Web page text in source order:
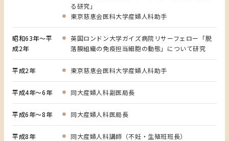
る研究」
東京慈恵会医科大学産婦人科助手
昭和63年～平
成2年
英国ロンドン大学ガイズ病院リサーフェロー「脱
落膜組織の免疫担当細胞の動態」について研究
平成2年 東京慈恵会医科大学産婦人科助手
平成4年～6年 同大産婦人科副医局長
平成6年～8年 同大産婦人科医局長
平成8年
同大産婦人科講師（不妊・生殖班班長）